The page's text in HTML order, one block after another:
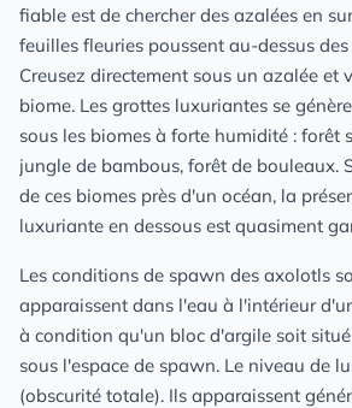
fiable est de chercher des azalées en
feuilles fleuries poussent au-dessus
Creusez directement sous un azalée et
biome. Les grottes luxuriantes se
sous les biomes à forte humidité : forêt
jungle de bambous, forêt de bouleaux.
de ces biomes près d'un océan, la
luxuriante en dessous est quasiment
Les conditions de spawn des axolotls
apparaissent dans l'eau à l'intérieur
à condition qu'un bloc d'argile soit
sous l'espace de spawn. Le niveau de
(obscurité totale). Ils apparaissent